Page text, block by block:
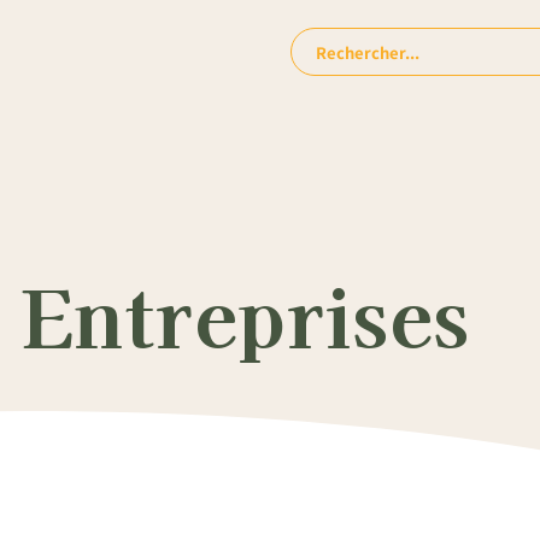
Rechercher: